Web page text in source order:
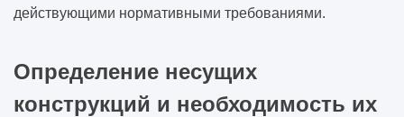
действующими нормативными требованиями.
Определение несущих
конструкций и необходимость их